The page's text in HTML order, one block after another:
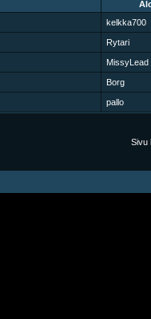
kelkka700
Rytari
MissyLead
Borg
pallo
Sivu